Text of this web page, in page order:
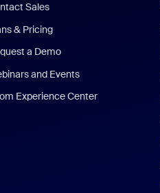
Sales
& Pricing
a Demo
and Events
Experience Center